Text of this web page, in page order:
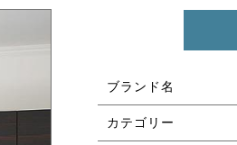
ブランド名
カテゴリー